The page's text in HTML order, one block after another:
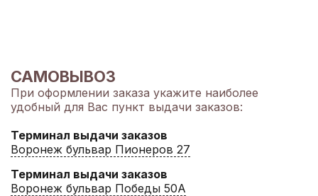
САМОВЫВОЗ
При оформлении заказа укажите наиболее
удобный для Вас пункт выдачи заказов:
Терминал выдачи заказов
Воронеж бульвар Пионеров 27
Терминал выдачи заказов
Воронеж бульвар Победы 50А